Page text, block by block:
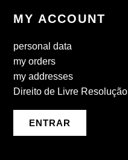
MY ACCOUNT
personal data
my orders
my addresses
Direito de Livre Resolução
ENTRAR